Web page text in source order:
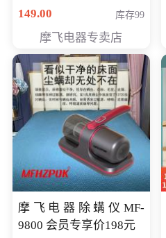
98元
149.00 库存99
摩飞电器专卖店
摩飞电器除螨仪MF-
9800 会员专享价198元